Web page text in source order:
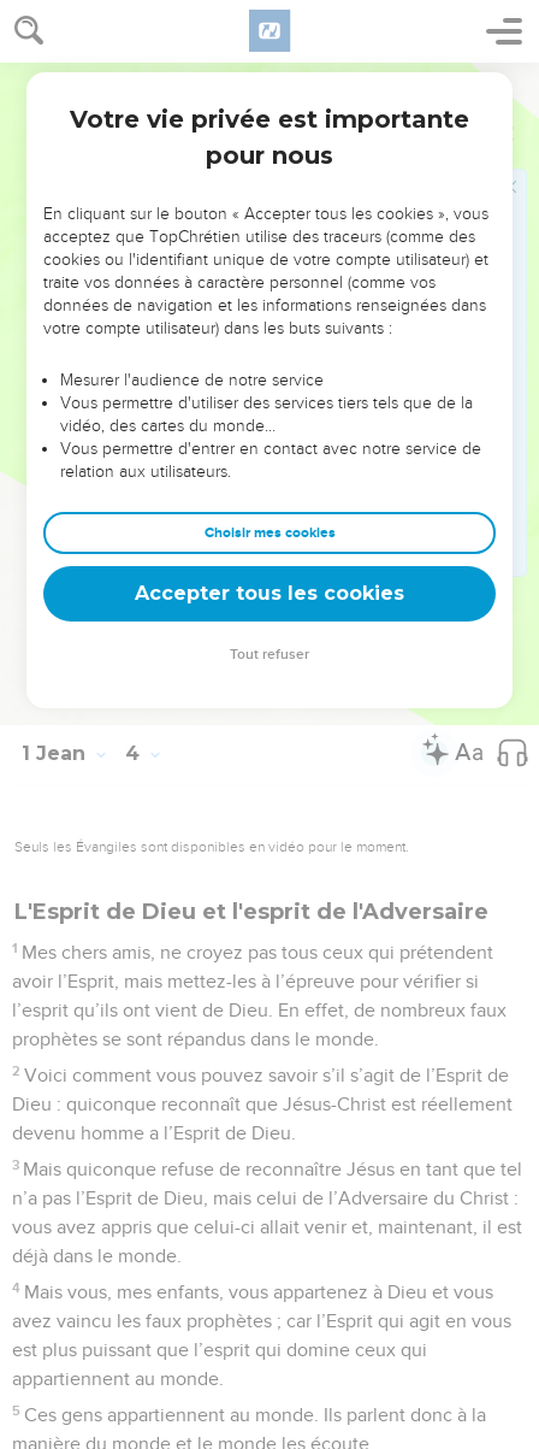
1 Jean 3
L'assurance devant Dieu
19 Voilà comment nous saurons que nous appartenons à la
devant Dieu.
En effet, même si notre cœur nous condamne, nous
connaît tout.
Et si, mes chers amis, notre cœur ne nous condamne pas,
nous pouvons regarder à Dieu avec assurance.
Nous recevons de lui tout ce que nous demandons, parce
lui plaît.
Voici ce qu’il nous commande : c’est que nous croyions au
nom de son Fils Jésus-Christ et que nous nous aimions les
uns les autres, comme le Christ nous l’a ordonné.
Celui qui obéit aux commandements de Dieu demeure
uni à Dieu et Dieu est présent en lui. Voici comment nous
savons que Dieu demeure en nous : c’est grâce à l’Esprit
Saint qu’il nous a donné.
© Société biblique française – Bibli’O, 1997, avec autorisation. Pour vous procurer
1 Jean 4
Seuls les Évangiles sont disponibles en vidéo pour le moment.
L'Esprit de Dieu et l'esprit de l'Adversaire
1 Mes chers amis, ne croyez pas tous ceux qui prétendent
avoir l’Esprit, mais mettez-les à l’épreuve pour vérifier si
l’esprit qu’ils ont vient de Dieu. En effet, de nombreux faux
prophètes se sont répandus dans le monde.
2 Voici comment vous pouvez savoir s’il s’agit de l’Esprit de
Dieu : quiconque reconnaît que Jésus-Christ est réellement
devenu homme a l’Esprit de Dieu.
3 Mais quiconque refuse de reconnaître Jésus en tant que tel
n’a pas l’Esprit de Dieu, mais celui de l’Adversaire du Christ :
vous avez appris que celui-ci allait venir et, maintenant, il est
déjà dans le monde.
4 Mais vous, mes enfants, vous appartenez à Dieu et vous
avez vaincu les faux prophètes ; car l’Esprit qui agit en vous
est plus puissant que l’esprit qui domine ceux qui
appartiennent au monde.
5 Ces gens appartiennent au monde. Ils parlent donc à la
manière du monde et le monde les écoute.
Votre vie privée est importante
pour nous
En cliquant sur le bouton « Accepter tous les cookies », vous
acceptez que TopChrétien utilise des traceurs (comme des
cookies ou l'identifiant unique de votre compte utilisateur) et
traite vos données à caractère personnel (comme vos
données de navigation et les informations renseignées dans
votre compte utilisateur) dans les buts suivants :
Mesurer l'audience de notre service
Vous permettre d'utiliser des services tiers tels que de la
vidéo, des cartes du monde…
Vous permettre d'entrer en contact avec notre service de
relation aux utilisateurs.
Choisir mes cookies
Accepter tous les cookies
Tout refuser